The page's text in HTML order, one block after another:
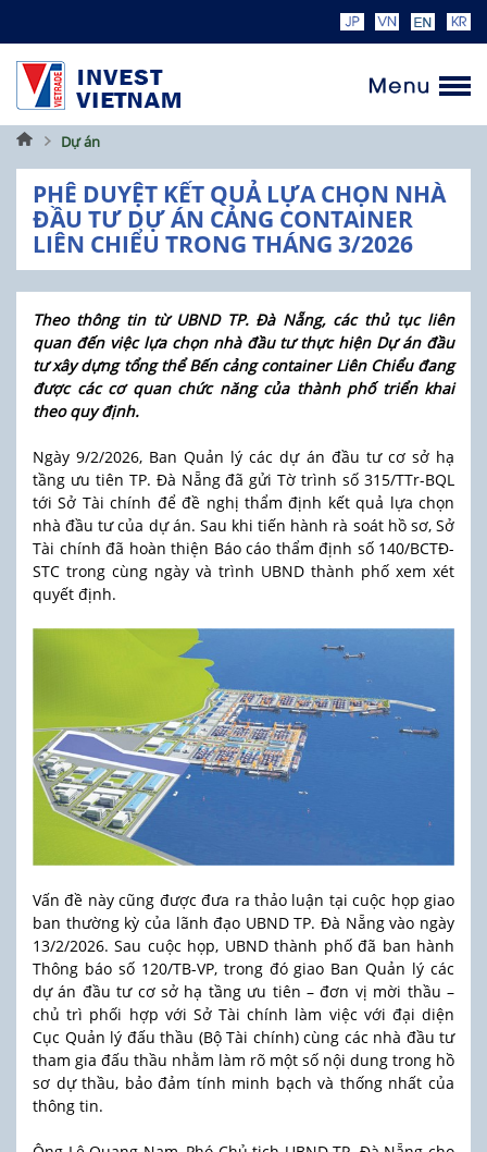
Trang
chủ
Dự án
PHÊ DUYỆT KẾT QUẢ LỰA CHỌN NHÀ
ĐẦU TƯ DỰ ÁN CẢNG CONTAINER
LIÊN CHIỂU TRONG THÁNG 3/2026
Theo thông tin từ UBND TP. Đà Nẵng, các thủ tục liên
quan đến việc lựa chọn nhà đầu tư thực hiện Dự án đầu
tư xây dựng tổng thể Bến cảng container Liên Chiểu đang
được các cơ quan chức năng của thành phố triển khai
theo quy định.
Ngày 9/2/2026, Ban Quản lý các dự án đầu tư cơ sở hạ
tầng ưu tiên TP. Đà Nẵng đã gửi Tờ trình số 315/TTr-BQL
tới Sở Tài chính để đề nghị thẩm định kết quả lựa chọn
nhà đầu tư của dự án. Sau khi tiến hành rà soát hồ sơ, Sở
Tài chính đã hoàn thiện Báo cáo thẩm định số 140/BCTĐ-
STC trong cùng ngày và trình UBND thành phố xem xét
quyết định.
Vấn đề này cũng được đưa ra thảo luận tại cuộc họp giao
ban thường kỳ của lãnh đạo UBND TP. Đà Nẵng vào ngày
13/2/2026. Sau cuộc họp, UBND thành phố đã ban hành
Thông báo số 120/TB-VP, trong đó giao Ban Quản lý các
dự án đầu tư cơ sở hạ tầng ưu tiên – đơn vị mời thầu –
chủ trì phối hợp với Sở Tài chính làm việc với đại diện
Cục Quản lý đấu thầu (Bộ Tài chính) cùng các nhà đầu tư
tham gia đấu thầu nhằm làm rõ một số nội dung trong hồ
sơ dự thầu, bảo đảm tính minh bạch và thống nhất của
thông tin.